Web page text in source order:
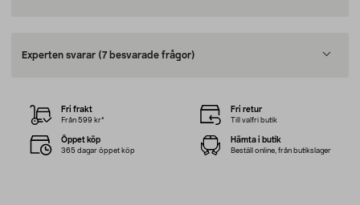
Experten svarar (7 besvarade frågor)
Fri frakt
Från 599 kr*
Fri retur
Till valfri butik
Öppet köp
365 dagar öppet köp
Hämta i butik
Beställ online, från butikslager